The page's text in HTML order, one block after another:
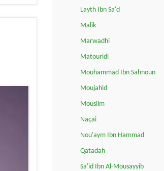
Layth Ibn Sa'd
Malik
Marwadhi
Matouridi
Mouhammad Ibn Sahnoun
Moujahid
Mouslim
Naçai
Nou'aym Ibn Hammad
Qatadah
Sa'id Ibn Al-Mousayyib